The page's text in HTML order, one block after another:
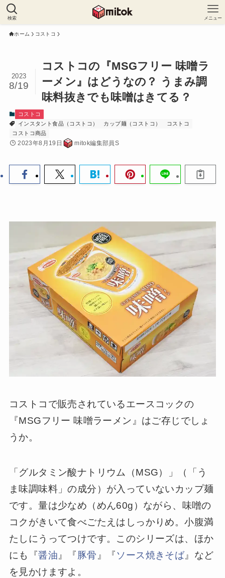
検索 メニュー
ホーム コストコ
コストコの『MSGフリー 味噌ラ
ーメン』はどうなの？ うまみ調
味料抜きでも味噌はきてる？
2023
8/19
コストコ
インスタント食品（コストコ）
カップ麺（コストコ）
コストコ
コストコ商品
2023年8月19日 mitok編集部員S
コストコで販売されているエースコックの
『MSGフリー 味噌ラーメン』はご存じでしょ
うか。
「グルタミン酸ナトリウム（MSG）」（「う
ま味調味料」の成分）が入っていないカップ麺
です。量は少なめ（めん60g）ながら、味噌の
コクがきいて食べごたえはしっかりめ。小腹満
たしにうってつけです。このシリーズは、ほか
にも『醤油 』『 豚骨 』『ソース焼きそば』など
を見かけますよ。